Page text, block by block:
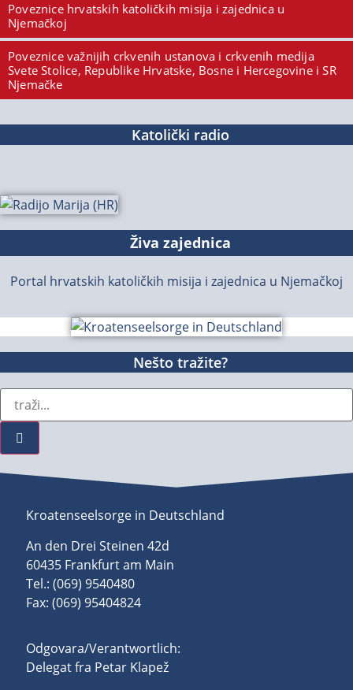
Poveznice hrvatskih katoličkih misija i zajednica u
Njemačkoj
Poveznice važnijih crkvenih ustanova i crkvenih medija
Svete Stolice, Republike Hrvatske, Bosne i Hercegovine i SR
Njemačke
Katolički radio
Živa zajednica
Portal hrvatskih katoličkih misija i zajednica u Njemačkoj
Nešto tražite?
Kroatenseelsorge in Deutschland
An den Drei Steinen 42d
60435 Frankfurt am Main
Tel.: (069) 9540480
Fax: (069) 95404824
Odgovara/Verantwortlich:
Delegat fra Petar Klapež